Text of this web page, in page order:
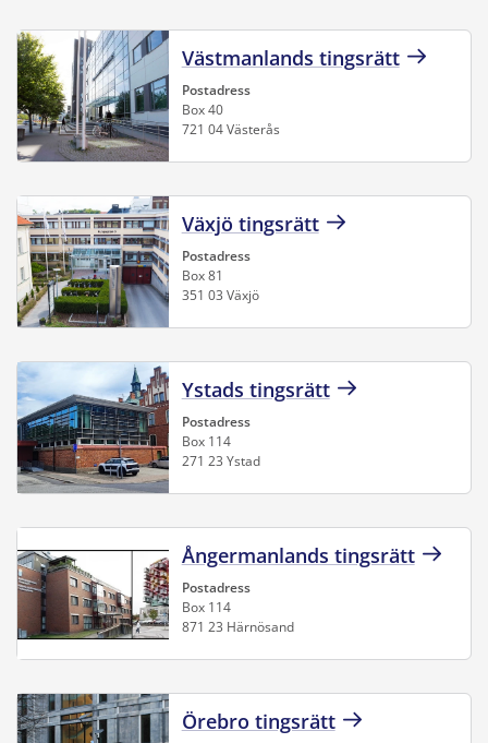
Västmanlands tingsrätt
Postadress
Box 40
721 04 Västerås
Växjö tingsrätt
Postadress
Box 81
351 03 Växjö
Ystads tingsrätt
Postadress
Box 114
271 23 Ystad
Ångermanlands tingsrätt
Postadress
Box 114
871 23 Härnösand
Örebro tingsrätt